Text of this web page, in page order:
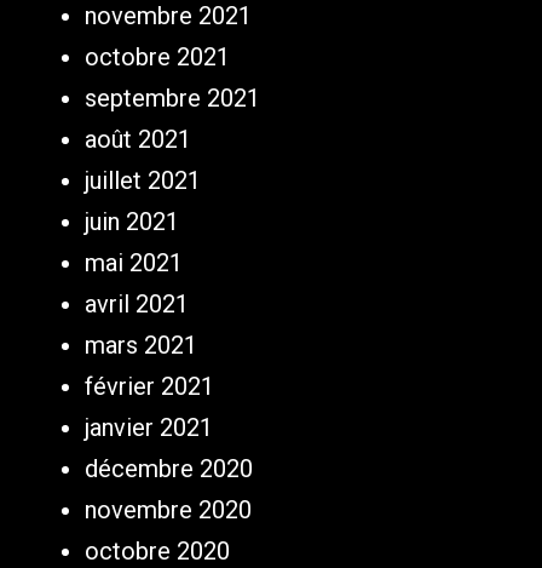
novembre 2021
octobre 2021
septembre 2021
août 2021
juillet 2021
juin 2021
mai 2021
avril 2021
mars 2021
février 2021
janvier 2021
décembre 2020
novembre 2020
octobre 2020